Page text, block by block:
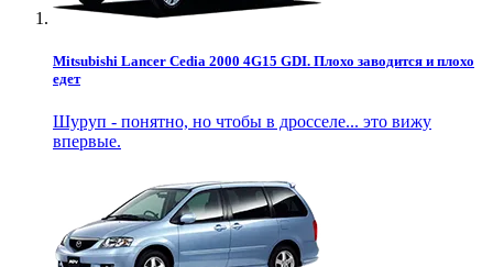
Mitsubishi Lancer Cedia 2000 4G15 GDI. Плохо заводится и плохо
едет
Шуруп - понятно, но чтобы в дросселе... это вижу
впервые.